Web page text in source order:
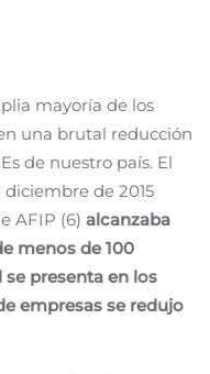
mayoría de los
una brutal reducción
de nuestro país. El
de 2015
AFIP (6) alcanzaba
menos de 100
se presenta en los
empresas se redujo